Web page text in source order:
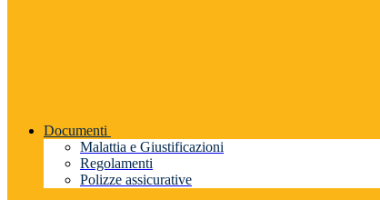
Documenti
Malattia e Giustificazioni
Regolamenti
Polizze assicurative